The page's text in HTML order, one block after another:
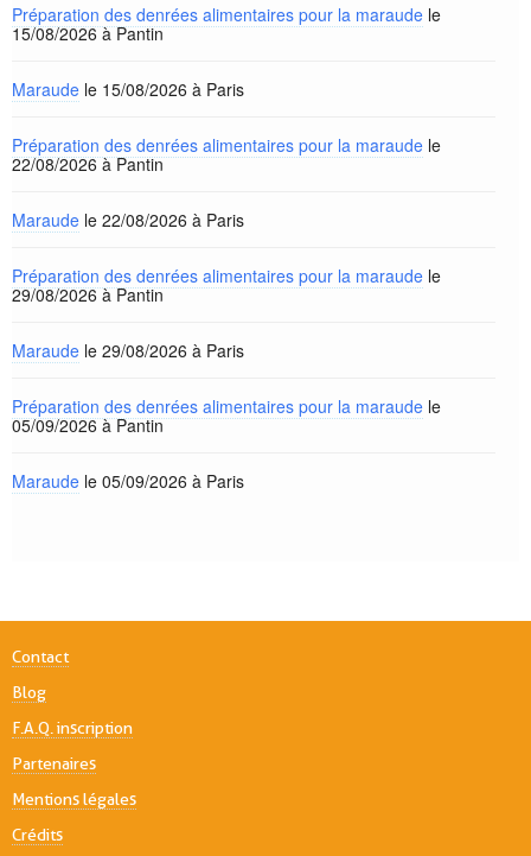
Préparation des denrées alimentaires pour la maraude le
15/08/2026 à Pantin
Maraude le 15/08/2026 à Paris
Préparation des denrées alimentaires pour la maraude le
22/08/2026 à Pantin
Maraude le 22/08/2026 à Paris
Préparation des denrées alimentaires pour la maraude le
29/08/2026 à Pantin
Maraude le 29/08/2026 à Paris
Préparation des denrées alimentaires pour la maraude le
05/09/2026 à Pantin
Maraude le 05/09/2026 à Paris
Contact
Blog
F.A.Q. inscription
Partenaires
Mentions légales
Crédits